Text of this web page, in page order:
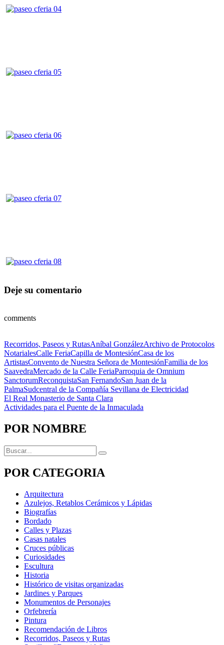
Deje su comentario
comments
Categorías
Recorridos, Paseos y RutasEtiquetas
Aníbal GonzálezArchivo de Protocolos
NotarialesCalle FeriaCapilla de MontesiónCasa de los
ArtistasConvento de Nuestra Señora de MontesiónFamilia de los
SaavedraMercado de la Calle FeriaParroquia de Omnium
SanctorumReconquistaSan FernandoSan Juan de la
PalmaSudcentral de la Compañía Sevillana de Electricidad
Navegación
de
entradas
Anterior
El Real Monasterio de Santa Clara
Siguiente
Actividades para el Puente de la Inmaculada
POR NOMBRE
Buscar:
POR CATEGORIA
Arquitectura
Azulejos, Retablos Cerámicos y Lápidas
Biografías
Bordado
Calles y Plazas
Casas natales
Cruces públicas
Curiosidades
Escultura
Historia
Histórico de visitas organizadas
Jardines y Parques
Monumentos de Personajes
Orfebrería
Pintura
Recomendación de Libros
Recorridos, Paseos y Rutas